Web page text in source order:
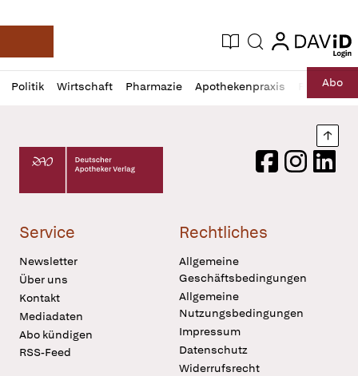
Deutsche Apotheker Zeitung
Aktuelle Ausgabe
Suche login
login
Politik Wirtschaft Pharmazie Apothekenpraxis RechtAbo
Profil
öffnen
Daz
Pur
Deutscher Apotheker Verlag Logo
FacebookInstagram
Service
Newsletter
Über uns
Kontakt
Mediadaten
Abo kündigen
RSS-Feed
Rechtliches
Allgemeine
Geschäftsbedingungen
Allgemeine
Nutzungsbedingungen
Impressum
Datenschutz
Widerrufsrecht